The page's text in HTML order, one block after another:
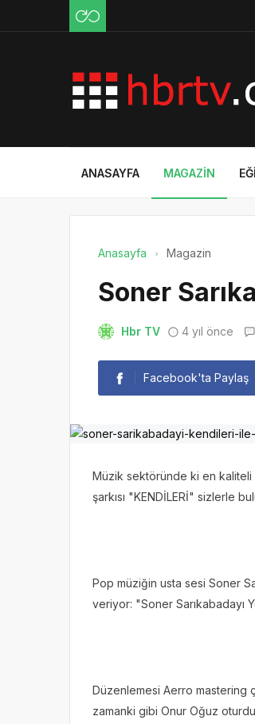
ANASAYFA MAGAZIN
Anasayfa Magazin
Soner
Hbr TV 4 yıl önce
Facebook'ta Paylaş
Müzik sektöründe ki en kaliteli
şarkısı "KENDİLERİ" sizlerle
Pop müziğin usta sesi Soner
veriyor: "Soner Sarıkabadayı
Düzenlemesi Aerro mastering
zamanki gibi Onur Oğuz